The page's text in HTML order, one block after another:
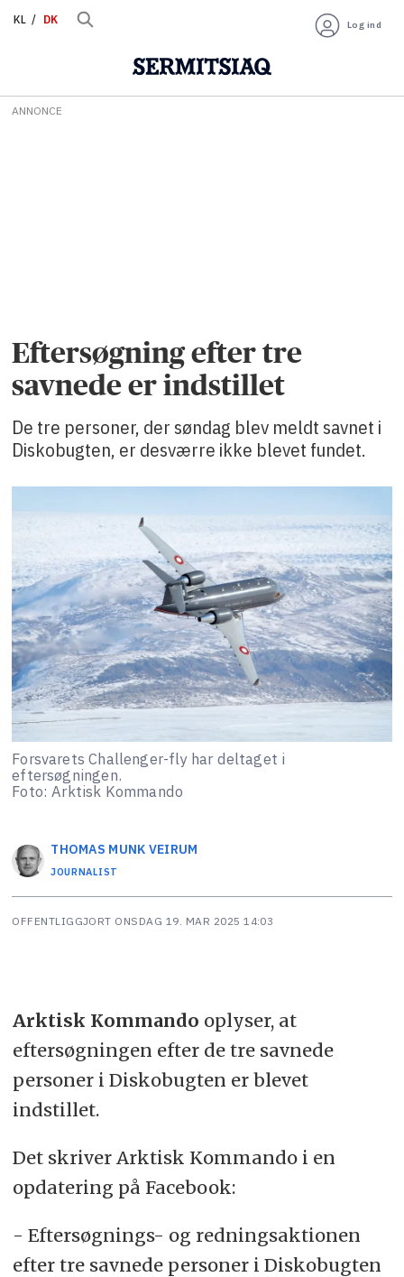
KL DK Log ind
ANNONCE
Eftersøgning efter tre
savnede er indstillet
De tre personer, der søndag blev meldt savnet i
Diskobugten, er desværre ikke blevet fundet.
Forsvarets Challenger-fly har deltaget i
eftersøgningen.
Foto: Arktisk Kommando
THOMAS MUNK VEIRUM
JOURNALIST
OFFENTLIGGJORT ONSDAG 19. MAR 2025 14:03
Arktisk Kommando oplyser, at
eftersøgningen efter de tre savnede
personer i Diskobugten er blevet
indstillet.
Det skriver Arktisk Kommando i en
opdatering på Facebook:
- Eftersøgnings- og redningsaktionen
efter tre savnede personer i Diskobugten